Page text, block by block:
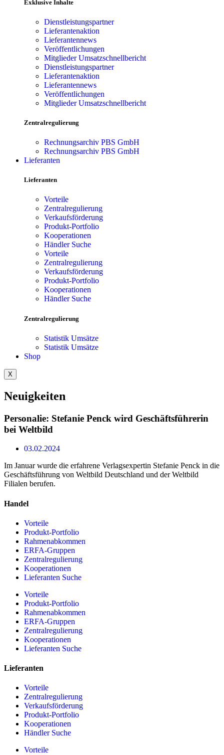
Exklusive Inhalte
Dienstleistungspartner
Lieferantenaktion
Lieferantennews
Veröffentlichungen
Mitglieder Umsatzschnellbericht
Dienstleistungspartner
Lieferantenaktion
Lieferantennews
Veröffentlichungen
Mitglieder Umsatzschnellbericht
Zentralregulierung
Rechnungsarchiv PBS GmbH
Rechnungsarchiv PBS GmbH
Lieferanten
Lieferanten
Vorteile
Zentralregulierung
Verkaufsförderung
Produkt-Portfolio
Kooperationen
Händler Suche
Vorteile
Zentralregulierung
Verkaufsförderung
Produkt-Portfolio
Kooperationen
Händler Suche
Zentralregulierung
Statistik Umsätze
Statistik Umsätze
Shop
X
Neuigkeiten
Personalie: Stefanie Penck wird Geschäftsführerin
bei Weltbild
03.02.2024
Im Januar wurde die erfahrene Verlagsexpertin Stefanie Penck in die
Geschäftsführung von Weltbild Deutschland und der Weltbild
Filialen berufen.
Handel
Vorteile
Produkt-Portfolio
Rahmenabkommen
ERFA-Gruppen
Zentralregulierung
Kooperationen
Lieferanten Suche
Vorteile
Produkt-Portfolio
Rahmenabkommen
ERFA-Gruppen
Zentralregulierung
Kooperationen
Lieferanten Suche
Lieferanten
Vorteile
Zentralregulierung
Verkaufsförderung
Produkt-Portfolio
Kooperationen
Händler Suche
Vorteile